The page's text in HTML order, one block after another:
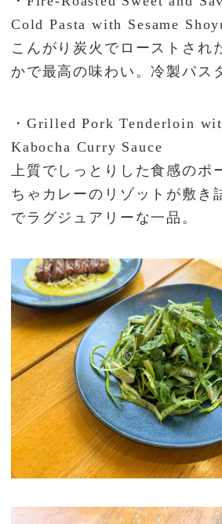
Cold Pasta with Sesame
こんがり炭火でローストされ
かで最高の味わい。冷製パス
・Grilled Pork Tenderloin
Kabocha Curry Sauce
上質でしっとりした食感のポ
ちゃカレーのリゾットが敷き
でラグジュアリーな一品。